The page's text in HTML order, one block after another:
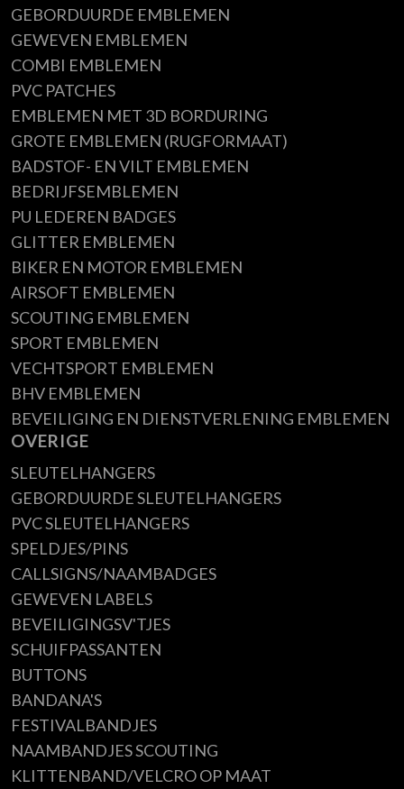
GEBORDUURDE EMBLEMEN
GEWEVEN EMBLEMEN
COMBI EMBLEMEN
PVC PATCHES
EMBLEMEN MET 3D BORDURING
GROTE EMBLEMEN (RUGFORMAAT)
BADSTOF- EN VILT EMBLEMEN
BEDRIJFSEMBLEMEN
PU LEDEREN BADGES
GLITTER EMBLEMEN
BIKER EN MOTOR EMBLEMEN
AIRSOFT EMBLEMEN
SCOUTING EMBLEMEN
SPORT EMBLEMEN
VECHTSPORT EMBLEMEN
BHV EMBLEMEN
BEVEILIGING EN DIENSTVERLENING EMBLEMEN
OVERIGE
SLEUTELHANGERS
GEBORDUURDE SLEUTELHANGERS
PVC SLEUTELHANGERS
SPELDJES/PINS
CALLSIGNS/NAAMBADGES
GEWEVEN LABELS
BEVEILIGINGSV'TJES
SCHUIFPASSANTEN
BUTTONS
BANDANA'S
FESTIVALBANDJES
NAAMBANDJES SCOUTING
KLITTENBAND/VELCRO OP MAAT